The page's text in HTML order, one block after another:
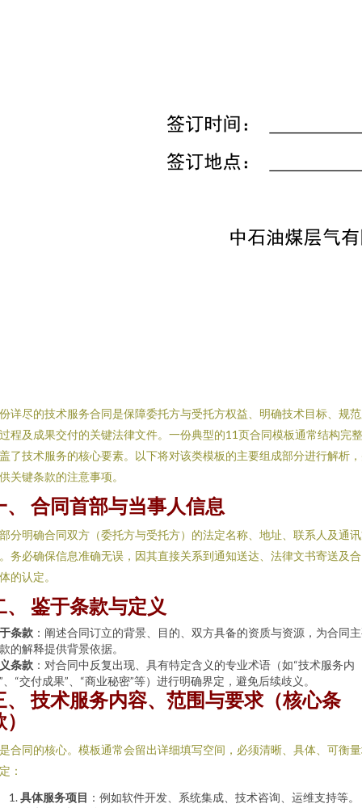
详尽的技术服务合同是保障委托方与受托方权益、明确技术目标、规
程及成果交付的关键法律文件。一份典型的11页合同模板通常结构完
了技术服务的核心要素。以下将对该类模板的主要组成部分进行解析
关键条款的注意事项。
、 合同首部与当事人信息
分明确合同双方（委托方与受托方）的法定名称、地址、联系人及通
务必确保信息准确无误，因其直接关系到通知送达、法律文书寄送及
的认定。
、 鉴于条款与定义
条款 ：阐述合同订立的背景、目的、双方具备的资质与资源，为合同
的解释提供背景依据。
条款 ：对合同中反复出现、具有特定含义的专业术语（如“技术服务内
、“交付成果”、“商业秘密”等）进行明确界定，避免后续歧义。
、 技术服务内容、范围与要求（核心条
合同的核心。模板通常会留出详细填写空间，必须清晰、具体、可衡
：
具体服务项目 ：例如软件开发、系统集成、技术咨询、运维支持等。